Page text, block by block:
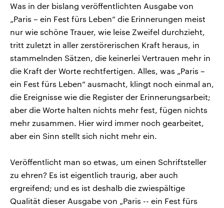
Was in der bislang veröffentlichten Ausgabe von
„Paris – ein Fest fürs Leben“ die Erinnerungen meist
nur wie schöne Trauer, wie leise Zweifel durchzieht,
tritt zuletzt in aller zerstörerischen Kraft heraus, in
stammelnden Sätzen, die keinerlei Vertrauen mehr in
die Kraft der Worte rechtfertigen. Alles, was „Paris –
ein Fest fürs Leben“ ausmacht, klingt noch einmal an,
die Ereignisse wie die Register der Erinnerungsarbeit;
aber die Worte halten nichts mehr fest, fügen nichts
mehr zusammen. Hier wird immer noch gearbeitet,
aber ein Sinn stellt sich nicht mehr ein.
Veröffentlicht man so etwas, um einen Schriftsteller
zu ehren? Es ist eigentlich traurig, aber auch
ergreifend; und es ist deshalb die zwiespältige
Qualität dieser Ausgabe von „Paris -- ein Fest fürs